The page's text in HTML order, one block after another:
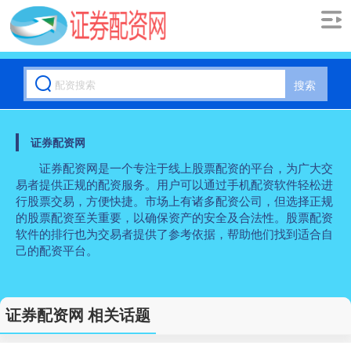
搜索
证券配资网
证券配资网是一个专注于线上股票配资的平台，为广大交
易者提供正规的配资服务。用户可以通过手机配资软件轻松进
行股票交易，方便快捷。市场上有诸多配资公司，但选择正规
的股票配资至关重要，以确保资产的安全及合法性。股票配资
软件的排行也为交易者提供了参考依据，帮助他们找到适合自
己的配资平台。
证券配资网 相关话题